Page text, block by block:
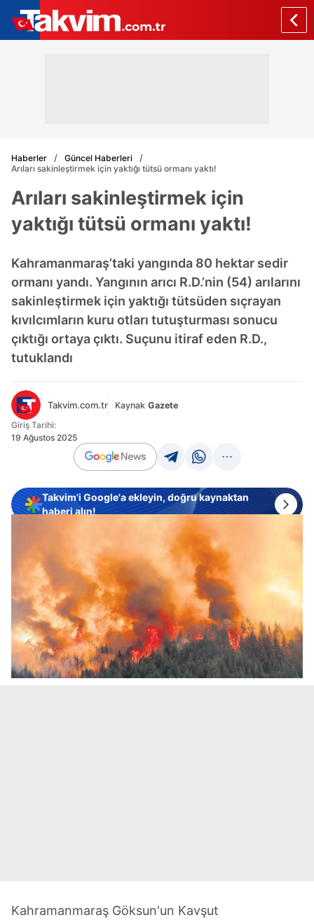
Haberler
Güncel Haberleri
Arıları sakinleştirmek için yaktığı tütsü ormanı yaktı!
Arıları sakinleştirmek için
yaktığı tütsü ormanı yaktı!
Kahramanmaraş’taki yangında 80 hektar sedir
ormanı yandı. Yangının arıcı R.D.’nin (54) arılarını
sakinleştirmek için yaktığı tütsüden sıçrayan
kıvılcımların kuru otları tutuşturması sonucu
çıktığı ortaya çıktı. Suçunu itiraf eden R.D.,
tutuklandı
Takvim.com.tr Kaynak Gazete
Giriş Tarihi:
19 Ağustos 2025
Takvim'i Google'a ekleyin, doğru kaynaktan
haberi alın!
Kahramanmaraş Göksun'un Kavşut